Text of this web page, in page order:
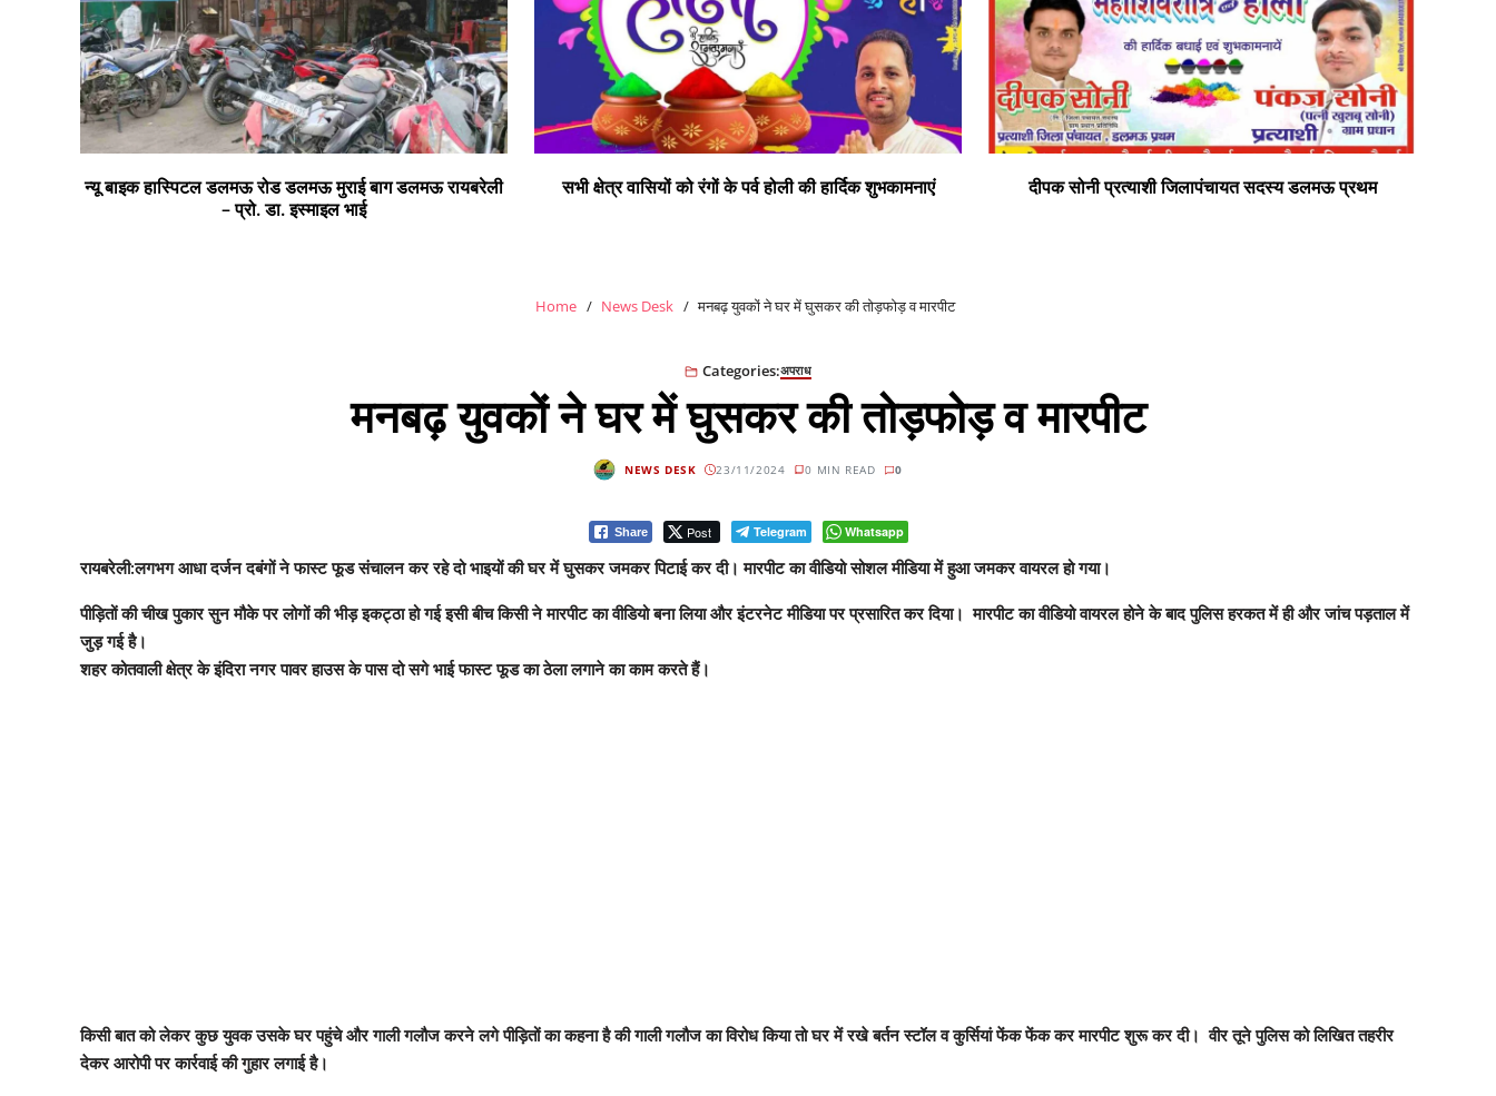
न्यू बाइक हास्पिटल डलमऊ रोड डलमऊ मुराई बाग डलमऊ रायबरेली
– प्रो. डा. इस्माइल भाई
सभी क्षेत्र वासियों को रंगों के पर्व होली की हार्दिक शुभकामनाएं दीपक सोनी प्रत्याशी जिलापंचायत सदस्य डलमऊ प्रथम
Home News Desk मनबढ़ युवकों ने घर में घुसकर की तोड़फोड़ व मारपीट
Categories:अपराध
मनबढ़ युवकों ने घर में घुसकर की तोड़फोड़ व मारपीट
NEWS DESK 23/11/2024 0 MIN READ 0
Share Post Telegram Whatsapp
रायबरेली:लगभग आधा दर्जन दबंगों ने फास्ट फूड संचालन कर रहे दो भाइयों की घर में घुसकर जमकर पिटाई कर दी। मारपीट का वीडियो सोशल मीडिया में हुआ जमकर वायरल हो गया।
पीड़ितों की चीख पुकार सुन मौके पर लोगों की भीड़ इकट्ठा हो गई इसी बीच किसी ने मारपीट का वीडियो बना लिया और इंटरनेट मीडिया पर प्रसारित कर दिया। ‌ मारपीट का वीडियो वायरल होने के बाद पुलिस हरकत में ही और जांच पड़ताल में
जुड़ गई है।
शहर कोतवाली क्षेत्र के इंदिरा नगर पावर हाउस के पास दो सगे भाई फास्ट फूड का ठेला लगाने का काम करते हैं।
किसी बात को लेकर कुछ युवक उसके घर पहुंचे और गाली गलौज करने लगे पीड़ितों का कहना है की गाली गलौज का विरोध किया तो घर में रखे बर्तन स्टॉल व कुर्सियां फेंक फेंक कर मारपीट शुरू कर दी। ‌ वीर तूने पुलिस को लिखित तहरीर
देकर आरोपी पर कार्रवाई की गुहार लगाई है।